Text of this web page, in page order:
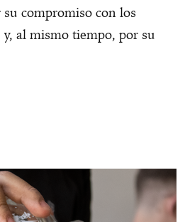
compromiso con los
al mismo tiempo, por su